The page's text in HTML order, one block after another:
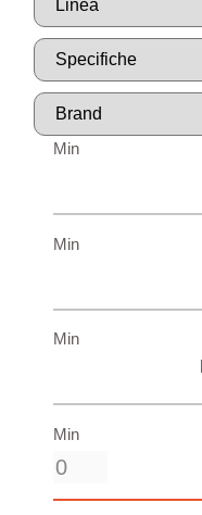
Min
Min
Min
Min